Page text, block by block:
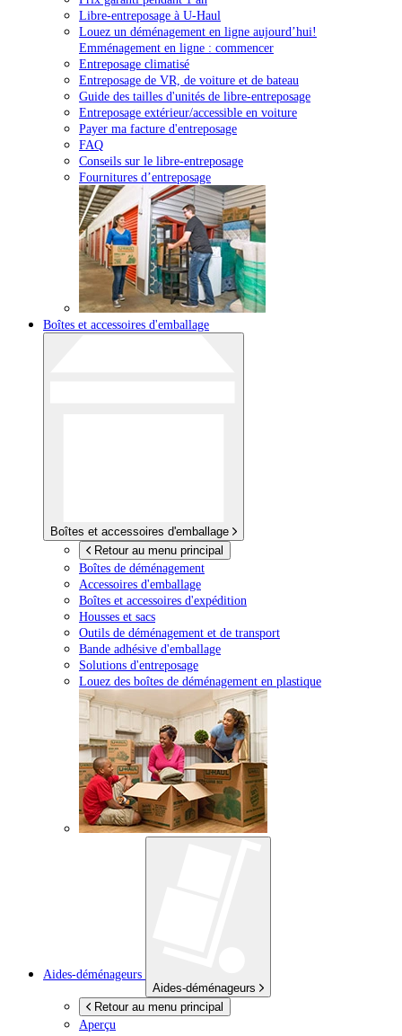
Libre-entreposage à U-Haul
Louez un déménagement en ligne aujourd’hui!
Emménagement en ligne : commencer
Entreposage climatisé
Entreposage de VR, de voiture et de bateau
Guide des tailles d'unités de libre-entreposage
Entreposage extérieur/accessible en voiture
Payer ma facture d'entreposage
FAQ
Conseils sur le libre-entreposage
Fournitures d’entreposage
Boîtes et accessoires d'emballage
Boîtes et accessoires d'emballage
Retour au menu principal
Boîtes de déménagement
Accessoires d'emballage
Boîtes et accessoires d'expédition
Housses et sacs
Outils de déménagement et de transport
Bande adhésive d'emballage
Solutions d'entreposage
Louez des boîtes de déménagement en plastique
Aides-déménageurs
Aides-déménageurs
Retour au menu principal
Aperçu